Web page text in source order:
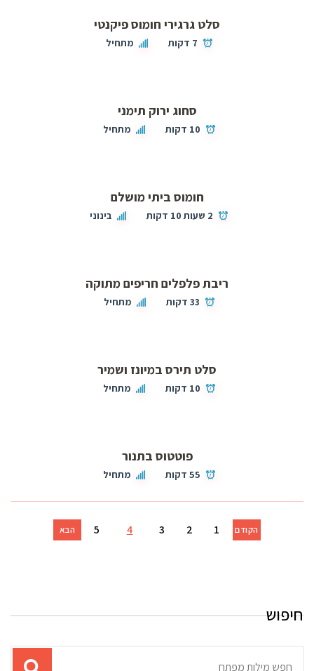
סלט גרגירי חומוס פיקנטי
7 דקות מתחיל
סחוג ירוק תימני
10 דקות מתחיל
חומוס ביתי מושלם
2 שעות 10 דקות בינוני
ריבת פלפלים חריפים מתוקה
33 דקות מתחיל
סלט תירס במיונז ושמיר
10 דקות מתחיל
פוטטוס בתנור
55 דקות מתחיל
הקודם 1
2
3
4
5 הבא
חיפוש